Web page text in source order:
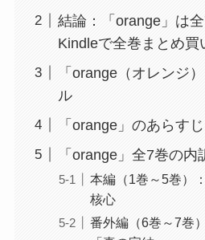
結論：「orange」は
Kindleで全巻まとめ買
「orange（オレンジ
ル
「orange」のあらす
「orange」全7巻の内
本編（1巻～5巻）
核心
番外編（6巻～7巻